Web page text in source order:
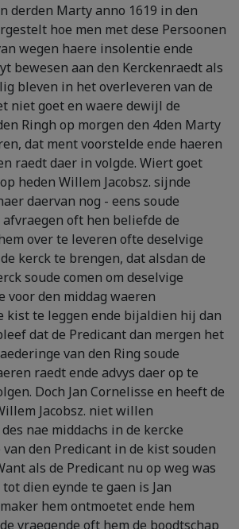
derden Marty anno 1619 in den
hoe men met dese Persoonen
wegen haere insolentie ende
bewesen aan den Kerckenraedt als
bleven in het overleveren van de
niet goet en waere dewijl de
Ringh op morgen den 4den Marty
dat ment voorstelde ende haeren
raedt daer in volgde. Wiert goet
heden Willem Jacobsz. sijnde
daervan nog - eens soude
oft hen beliefde de
over te leveren ofte deselvige
kerck te brengen, dat alsdan de
soude comen om deselvige
voor den middag waeren
kist te leggen ende bijaldien hij dan
dat de Predicant dan mergen het
van den Ring soude
raedt ende advys daer op te
Doch Jan Cornelisse en heeft de
Jacobsz. niet willen
nae middachs in de kercke
den Predicant in de kist souden
als de Predicant nu op weg was
dien eynde te gaen is Jan
hem ontmoetet ende hem
vraegende oft hem de boodtschap